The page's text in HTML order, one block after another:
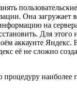
Она загружает
на
Для этого
аккаунте Яндекс.
её не сложно
наиболее